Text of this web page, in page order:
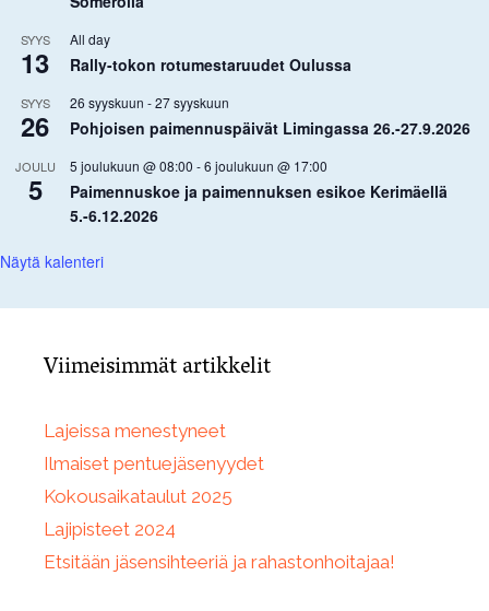
SYYS
13
All day
Rally-tokon rotumestaruudet Oulussa
SYYS
26
26 syyskuun -27 syyskuun
Pohjoisen paimennuspäivät Limingassa 26.-27.9.2026
JOULU
5
5 joulukuun @ 08:00 -6 joulukuun @ 17:00
Paimennuskoe ja paimennuksen esikoe Kerimäellä
5.-6.12.2026
Näytä kalenteri
Viimeisimmät artikkelit
Lajeissa menestyneet
Ilmaiset pentuejäsenyydet
Kokousaikataulut 2025
Lajipisteet 2024
Etsitään jäsensihteeriä ja rahastonhoitajaa!